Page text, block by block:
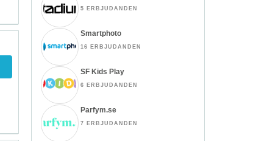
5 ERBJUDANDEN
Smartphoto
16 ERBJUDANDEN
SF Kids Play
6 ERBJUDANDEN
Parfym.se
7 ERBJUDANDEN